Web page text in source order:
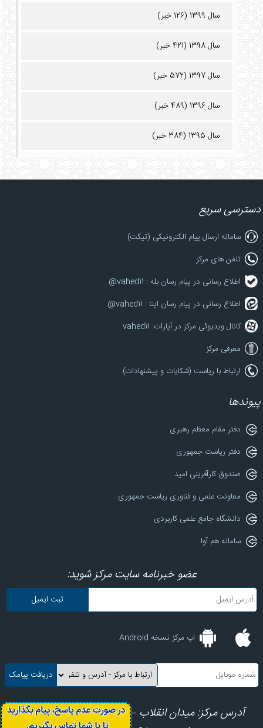
سال 1399 (126 خبر)
سال 1398 (421 خبر)
سال 1397 (572 خبر)
سال 1396 (489 خبر)
سال 1395 (384 خبر)
دسترسی سریع
سامانه ارسال پیام الکترونیکی (تیکت)
تلفن های مرکز
اطلاع رسانی در پیام رسان بله : vahed11@
اطلاع رسانی در پیام رسان ایتا : vahed11@
کانال ویدیوئی مرکز در آپارات: vahed11
معرفی مرکز
ارتباط با ریاست (شکایات و پیشنهادات)
پیوندها
دفتر مقام معظم رهبری
دفتر ریاست جمهوری
صندوق کارآفرینی امید
معاونت علمی و فناوری ریاست جمهوری
دانشگاه جامع علمی کاربردی
سامانه هم آوا
عضو خبرنامه سایت مرکز شوید:
اپ مرکز نسخه Android
آدرس مرکز: میدان انقلاب – ابتدای کارگرجنوبی – کوچه